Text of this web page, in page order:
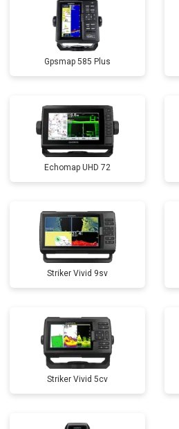
Gpsmap 585 Plus
Echomap UHD 72
Striker Vivid 9sv
Striker Vivid 5cv